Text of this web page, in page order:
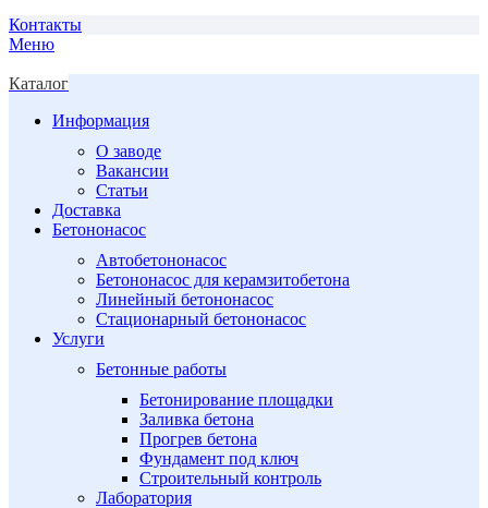
Контакты
Меню
Каталог
Информация
О заводе
Вакансии
Статьи
Доставка
Бетононасос
Автобетононасос
Бетононасос для керамзитобетона
Линейный бетононасос
Стационарный бетононасос
Услуги
Бетонные работы
Бетонирование площадки
Заливка бетона
Прогрев бетона
Фундамент под ключ
Строительный контроль
Лаборатория